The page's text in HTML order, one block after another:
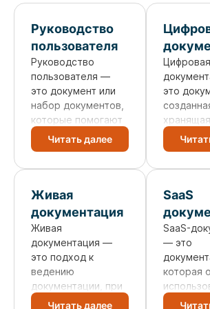
Руководство
пользователя
Руководство
пользователя —
это документ или
набор документов,
которые помогают
пользователям
работать с
всего используется
информационных
технологий и
создаётся для
программного
обеспечения или
аппаратного
Читать далее
Цифровая
это
другие
цифровые
системы.
от
Живая
документация
Живая
документация —
это подход к
ведению
документации, при
котором она
Читать далее
SaaS
SaaS-
— это
которая
настройку,